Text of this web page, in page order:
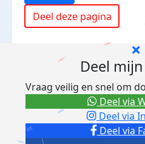
Deel deze pagina
Deel
Vraag veilig en snel om
Deel via
Deel via
Deel via